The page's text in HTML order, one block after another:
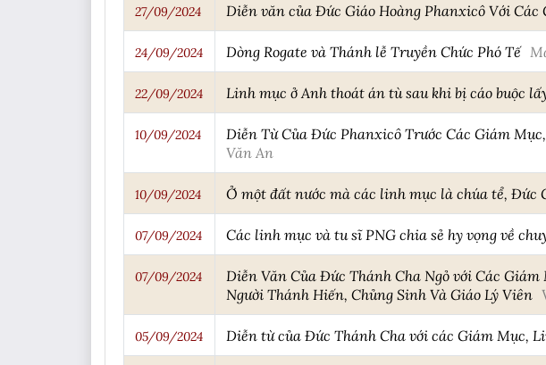
27/09/2024 Diễn văn của Đức Giáo Hoàng Phanxicô Với
24/09/2024 Dòng Rogate và Thánh lễ Truyền Chức Phó Tế
22/09/2024 Linh mục ở Anh thoát án tù sau khi bị cáo buộc
10/09/2024 Diễn Từ Của Đức Phanxicô Trước Các Giám
Văn An
10/09/2024 Ở một đất nước mà các linh mục là chúa tể, Đức
07/09/2024 Các linh mục và tu sĩ PNG chia sẻ hy vọng về
07/09/2024
Diễn Văn Của Đức Thánh Cha Ngỏ với Các
Người Thánh Hiến, Chủng Sinh Và Giáo Lý Viên
05/09/2024 Diễn từ của Đức Thánh Cha với các Giám Mục,